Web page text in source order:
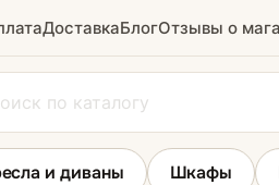
ДоставкаБлогОтзывы о
и диваны Шкафы